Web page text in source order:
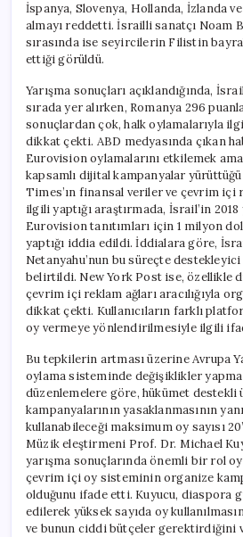
İspanya, Slovenya, Hollanda, İzlanda
almayı reddetti. İsrailli sanatçı Noam
sırasında ise seyircilerin Filistin
ettiği görüldü.
Yarışma sonuçları açıklandığında,
sırada yer alırken, Romanya 296
sonuçlardan çok, halk oylamalarıyla
dikkat çekti. ABD medyasında çıkan
Eurovision oylamalarını etkilemek
kapsamlı dijital kampanyalar
Times’ın finansal veriler ve çevrim içi
ilgili yaptığı araştırmada, İsrail’in 2018
Eurovision tanıtımları için 1 milyon
yaptığı iddia edildi. İddialara göre,
Netanyahu’nun bu süreçte
belirtildi. New York Post ise, özellikle
çevrim içi reklam ağları aracılığıyla
dikkat çekti. Kullanıcıların farklı
oy vermeye yönlendirilmesiyle ilgili
Bu tepkilerin artması üzerine Avrupa
oylama sisteminde değişiklikler
düzenlemelere göre, hükümet destekli
kampanyalarının yasaklanmasının
kullanabileceği maksimum oy sayısı
Müzik eleştirmeni Prof. Dr. Michael
yarışma sonuçlarında önemli bir rol
çevrim içi oy sisteminin organize
olduğunu ifade etti. Kuyucu, diaspora
edilerek yüksek sayıda oy
ve bunun ciddi bütçeler gerektirdiğini